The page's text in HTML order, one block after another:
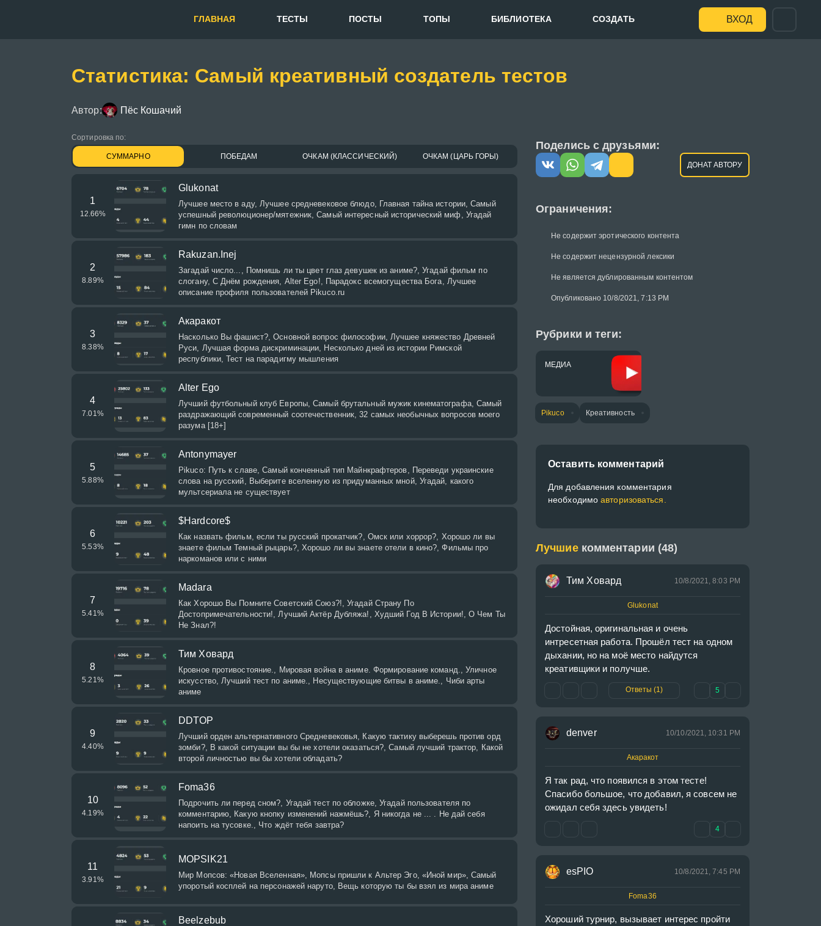
ГЛАВНАЯ ТЕСТЫ ПОСТЫ ТОПЫ БИБЛИОТЕКА СОЗДАТЬ ВХОД
Статистика: Самый креативный создатель тестов
Автор: Пёс Кошачий
Сортировка по:
СУММАРНО ПОБЕДАМ ОЧКАМ (КЛАССИЧЕСКИЙ) ОЧКАМ (ЦАРЬ ГОРЫ)
1
12.66%
Glukonat
Лучшее место в аду, Лучшее средневековое блюдо, Главная тайна истории, Самый
успешный революционер/мятежник, Самый интересный исторический миф, Угадай
гимн по словам
2
8.89%
Rakuzan.Inej
Загадай число..., Помнишь ли ты цвет глаз девушек из аниме?, Угадай фильм по
слогану, С Днём рождения, Alter Ego!, Парадокс всемогущества Бога, Лучшее
описание профиля пользователей Pikuco.ru
3
8.38%
Акаракот
Насколько Вы фашист?, Основной вопрос философии, Лучшее княжество Древней
Руси, Лучшая форма дискриминации, Несколько дней из истории Римской
республики, Тест на парадигму мышления
4
7.01 %
Alter Ego
Лучший футбольный клуб Европы, Самый брутальный мужик кинематографа, Самый
раздражающий современный соотечественник, 32 самых необычных вопросов моего
разума [18+]
5
5.88%
Antonymayer
Pikuco: Путь к славе, Самый конченный тип Майнкрафтеров, Переведи украинские
слова на русский, Выберите вселенную из придуманных мной, Угадай, какого
мультсериала не существует
6
5.53%
$Hardcore$
Как назвать фильм, если ты русский прокатчик?, Омск или хоррор?, Хорошо ли вы
знаете фильм Темный рыцарь?, Хорошо ли вы знаете отели в кино?, Фильмы про
наркоманов или с ними
7
5.41 %
Madara
Как Хорошо Вы Помните Советский Союз?!, Угадай Страну По
Достопримечательности!, Лучший Актёр Дубляжа!, Худший Год В Истории!, О Чем Ты
Не Знал?!
8
5.21 %
Тим Ховард
Кровное противостояние., Мировая война в аниме. Формирование команд., Уличное
искусство, Лучший тест по аниме., Несуществующие битвы в аниме., Чиби арты
аниме
9
4.40%
DDTOP
Лучший орден альтернативного Средневековья, Какую тактику выберешь против орд
зомби?, В какой ситуации вы бы не хотели оказаться?, Самый лучший трактор, Какой
второй личностью вы бы хотели обладать?
10
4.19%
Foma36
Подрочить ли перед сном?, Угадай тест по обложке, Угадай пользователя по
комментарию, Какую кнопку изменений нажмёшь?, Я никогда не ... . Не дай себя
напоить на тусовке., Что ждёт тебя завтра?
11
3.91 %
MOPSIK21
Мир Мопсов: «Новая Вселенная», Мопсы пришли к Альтер Эго, «Иной мир», Самый
упоротый косплей на персонажей наруто, Вещь которую ты бы взял из мира аниме
Beelzebub
Поделись с друзьями:
ДОНАТ АВТОРУ
Ограничения:
Не содержит эротического контента
Не содержит нецензурной лексики
Не является дублированным контентом
Опубликовано 10/8/2021, 7:13 PM
Рубрики и теги:
МЕДИА
Pikuco Креативность
Оставить комментарий
Для добавления комментария
необходимоавторизоваться.
Лучшие комментарии (48)
esPIO 10/8/2021, 7:45 PM
Foma36
Хороший турнир, вызывает интерес пройти
Тим Ховард 10/8/2021, 8:03 PM
Glukonat
Достойная, оригинальная и очень
интресетная работа. Прошёл тест на одном
дыхании, но на моё место найдутся
креативщики и получше.
Ответы (1) 5
denver 10/10/2021, 10:31 PM
Акаракот
Я так рад, что появился в этом тесте!
Спасибо большое, что добавил, я совсем не
ожидал себя здесь увидеть!
4